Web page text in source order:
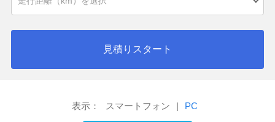
見積りスタート
表示： スマートフォン | PC